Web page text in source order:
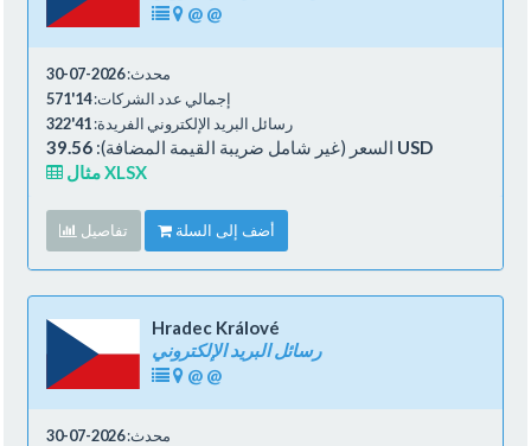
@ @
محدث:2026-07-30
إجمالي عدد الشركات:14'571
رسائل البريد الإلكتروني الفريدة:41'322
السعر (غير شامل ضريبة القيمة المضافة): 39.56 USD
مثال XLSX
تفاصيل أضف إلى السلة
Hradec Králové
رسائل البريد الإلكتروني
@ @
محدث:2026-07-30